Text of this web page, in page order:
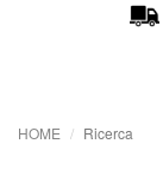
HOME Ricerca